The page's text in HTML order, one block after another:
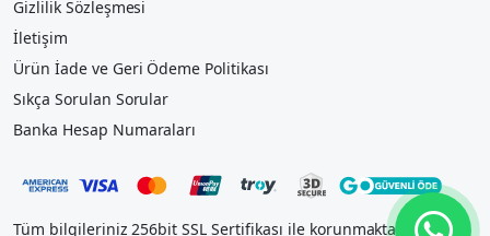
Gizlilik Sözleşmesi
İletişim
Ürün İade ve Geri Ödeme Politikası
Sıkça Sorulan Sorular
Banka Hesap Numaraları
Tüm bilgileriniz 256bit SSL Sertifikası ile korunmaktadır.